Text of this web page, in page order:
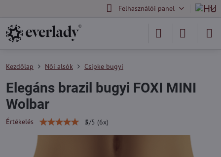
Felhasználói panel
Kezdőlap Női alsók Csipke bugyi
Elegáns brazil bugyi FOXI MINI
Wolbar
Értékelés 5/5 (6x)